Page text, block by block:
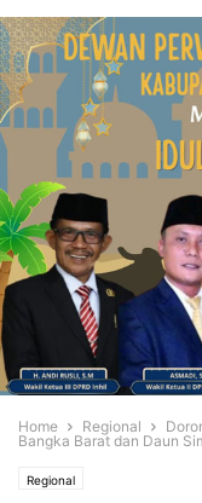
Home Regional
Bangka Barat dan Daun
Regional